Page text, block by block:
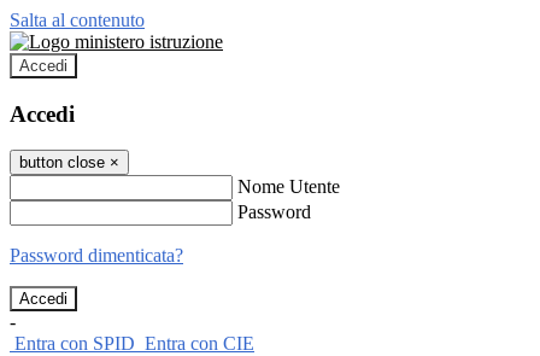
Salta al contenuto
Accedi
Accedi
button close ×
Nome Utente
Password
Password dimenticata?
-
Entra con SPID Entra con CIE